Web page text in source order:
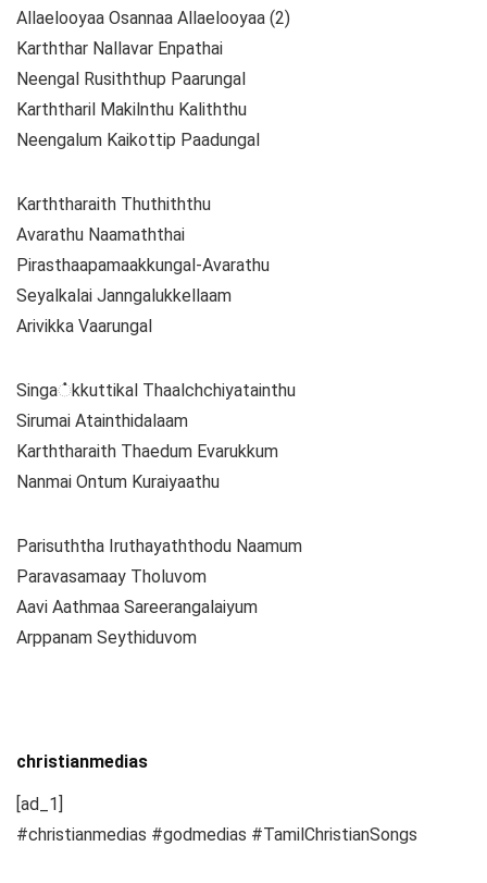
Allaelooyaa Osannaa Allaelooyaa (2)
Karththar Nallavar Enpathai
Neengal Rusiththup Paarungal
Karththaril Makilnthu Kaliththu
Neengalum Kaikottip Paadungal
Karththaraith Thuthiththu
Avarathu Naamaththai
Pirasthaapamaakkungal-Avarathu
Seyalkalai Janngalukkellaam
Arivikka Vaarungal
Singa்kkuttikal Thaalchchiyatainthu
Sirumai Atainthidalaam
Karththaraith Thaedum Evarukkum
Nanmai Ontum Kuraiyaathu
Parisuththa Iruthayaththodu Naamum
Paravasamaay Tholuvom
Aavi Aathmaa Sareerangalaiyum
Arppanam Seythiduvom
christianmedias
[ad_1]
#christianmedias #godmedias #TamilChristianSongs